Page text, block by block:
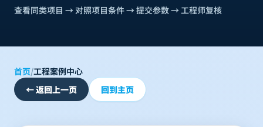
查看同类项目 → 对照项目条件 → 提交参数 → 工程师复核
首页/工程案例中心
←返回上一页 回到主页